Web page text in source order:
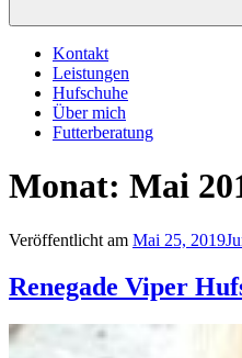
Kontakt
Leistungen
Hufschuhe
Über mich
Futterberatung
Monat: Mai
Veröffentlicht am Mai 25, 2019
Renegade Viper